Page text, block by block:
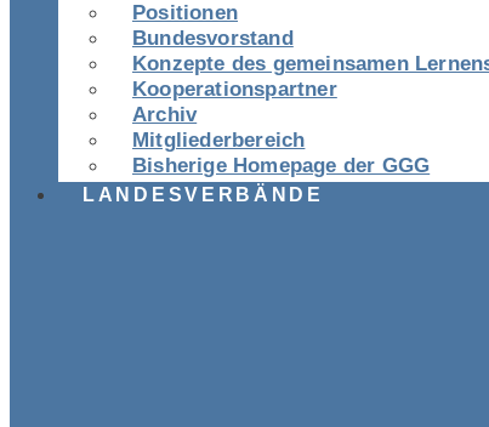
Positionen
Bundesvorstand
Konzepte des gemeinsamen
Kooperationspartner
Archiv
Mitgliederbereich
Bisherige Homepage der GGG
LANDESVERBÄNDE